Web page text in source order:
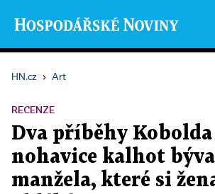
HN.cz › Art
RECENZE
Dva příběhy
nohavice kalhot
manžela, které si